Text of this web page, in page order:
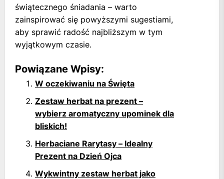
świątecznego śniadania – warto
zainspirować się powyższymi sugestiami,
aby sprawić radość najbliższym w tym
wyjątkowym czasie.
Powiązane Wpisy:
W oczekiwaniu na Święta
Zestaw herbat na prezent –
wybierz aromatyczny upominek dla
bliskich!
Herbaciane Rarytasy – Idealny
Prezent na Dzień Ojca
Wykwintny zestaw herbat jako